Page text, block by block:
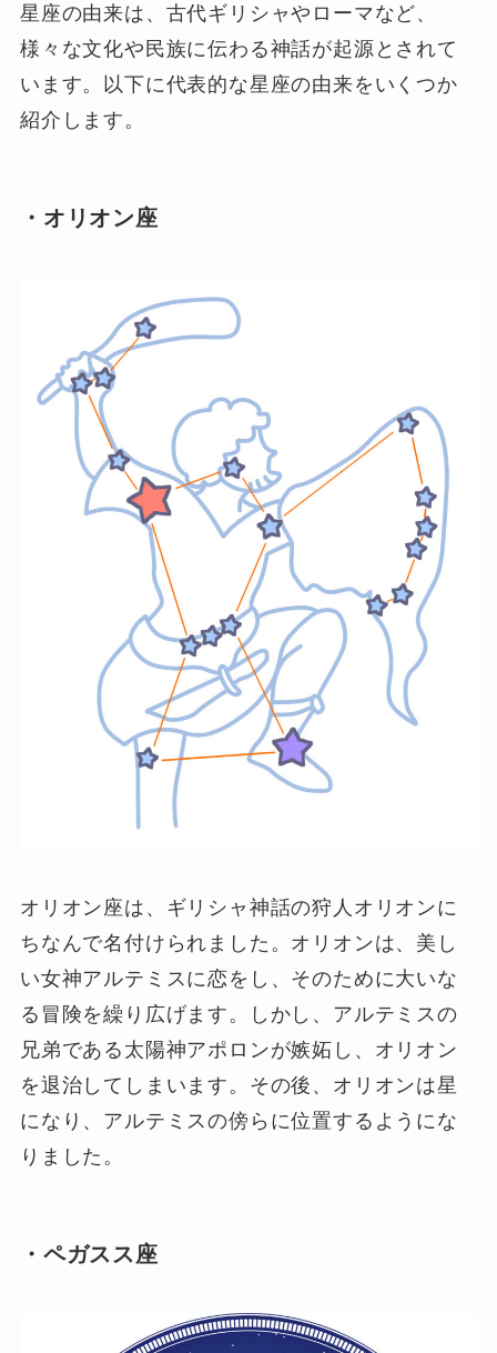
星座の由来は、古代ギリシャやローマなど、
様々な文化や民族に伝わる神話が起源とされて
います。以下に代表的な星座の由来をいくつか
紹介します。
・オリオン座
オリオン座は、ギリシャ神話の狩人オリオンに
ちなんで名付けられました。オリオンは、美し
い女神アルテミスに恋をし、そのために大いな
る冒険を繰り広げます。しかし、アルテミスの
兄弟である太陽神アポロンが嫉妬し、オリオン
を退治してしまいます。その後、オリオンは星
になり、アルテミスの傍らに位置するようにな
りました。
・ペガスス座